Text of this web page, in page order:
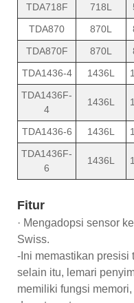
TDA718F
718L
TDA870
870L
TDA870F
870L
TDA1436-4
1436L
TDA1436F-
4
1436L
TDA1436-6 1436L
TDA1436F-
6
1436L
Fitur
· Mengadopsi sensor
Swiss.
-Ini memastikan presisi
selain itu, lemari
memiliki fungsi